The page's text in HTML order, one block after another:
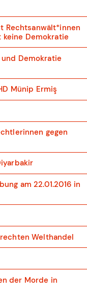
Rechtsanwält*innen
keine Demokratie
Demokratie
Münip Ermiş
gegen
am 22.01.2016 in
Welthandel
der Morde in